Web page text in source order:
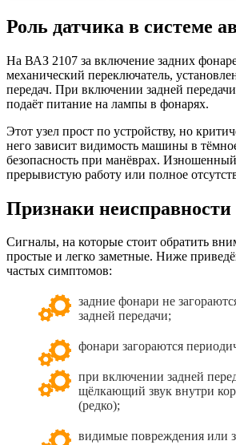
Роль датчика в системе
На ВАЗ 2107 за включение задних
механический переключатель,
передач. При включении задней
подаёт питание на лампы в фонарях.
Этот узел прост по устройству, но
него зависит видимость машины в
безопасность при манёврах. Изношенный
прерывистую работу или полное
Признаки неисправности
Сигналы, на которые стоит обратить
простые и легко заметные. Ниже
частых симптомов:
задние фонари не
задней передачи;
фонари загораются
при включении задней
щёлкающий звук внутри
(редко);
видимые повреждения или